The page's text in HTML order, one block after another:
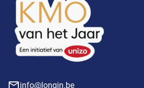
info@longin.be